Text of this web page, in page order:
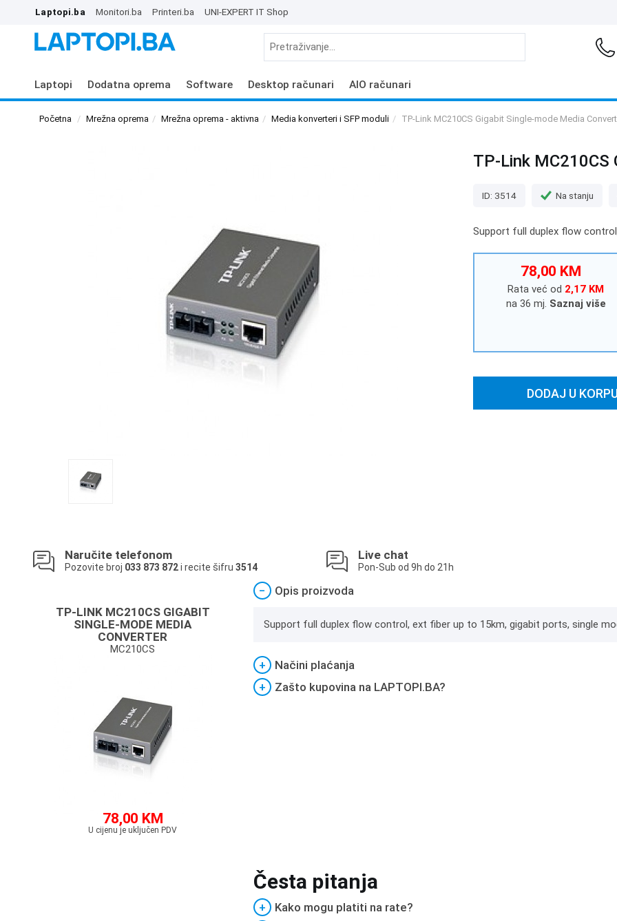
Laptopi.ba Monitori.ba Printeri.ba UNI-EXPERT IT Shop
Laptopi Dodatna oprema Software Desktop računari AIO računari
Početna Mrežna oprema Mrežna oprema - aktivna Media konverteri i SFP moduli TP-Link MC210CS Gigabit Single-mode Media
TP-Link MC210CS
ID: 3514 Na stanju
Support full duplex flow
78,00 KM
Rata već od 2,17 KM
na 36 mj. Saznaj više
DODAJ U
Naručite telefonom
Pozovite broj 033 873 872i recite šifru 3514
Live chat
Pon-Sub od 9h do 21h
TP-LINK MC210CS GIGABIT
SINGLE-MODE MEDIA
CONVERTER
MC210CS
78,00 KM
U cijenu je uključen PDV
− Opis proizvoda
Support full duplex flow control, ext fiber up to 15km, gigabit ports, single
+
Načini plaćanja
+
Zašto kupovina na LAPTOPI.BA?
Česta pitanja
+
Kako mogu platiti na rate?